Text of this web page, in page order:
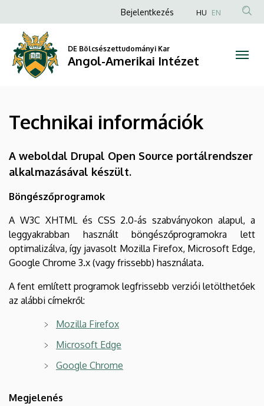
információk
Angol-
Amerikai
Intézet
a
tartalomra
Anonim
fiók
menüje
Bejelentkezés HU EN
DE Bölcsészettudományi Kar
Angol-Amerikai Intézet
Technikai információk
A weboldal Drupal Open Source portálrendszer
alkalmazásával készült.
Böngészőprogramok
A W3C XHTML és CSS 2.0-ás szabványokon alapul, a
leggyakrabban használt böngészőprogramokra lett
optimalizálva, így javasolt Mozilla Firefox, Microsoft Edge,
Google Chrome 3.x (vagy frissebb) használata.
A fent említett programok legfrissebb verziói letölthetőek
az alábbi címekről:
Mozilla Firefox
Microsoft Edge
Google Chrome
Megjelenés